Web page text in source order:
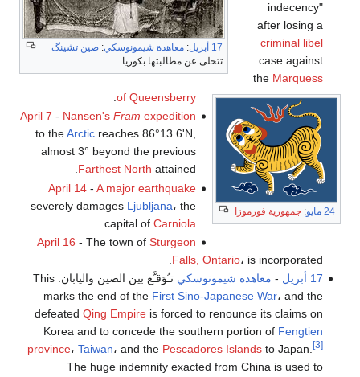
17 أبريل : معاهدة شيمونوسكي: صين تشينگ
تتخلى عن مطالبتها بكوريا
24 مايو : جمهورية فورموزا
indecency"
after losing a
criminal libel
case against
the Marquess
of Queensberry
.
April 7 - Nansen'sFram expedition
to theArctic reaches 86°13.6'N,
almost 3° beyond the previous
Farthest North attained.
April 14 -A major earthquake
severely damages Ljubljana، the
capital ofCarniola
.
April 16 - The town ofSturgeon
Falls, Ontario، is incorporated.
17 أبريل
- معاهدة شيمونوسكي
تـُوَقـَّع بين الصين واليابان. This
marks the end of the First Sino-Japanese War، and the
defeated Qing Empireis forced to renounce its claims on
Korea and to concede the southern portion of Fengtien
province، Taiwan، and the Pescadores Islandsto Japan. [3]
The huge indemnity exacted from China is used to